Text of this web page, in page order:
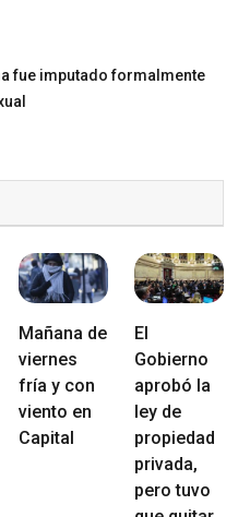
fue imputado formalmente
Mañana de
viernes
fría y con
viento en
Capital
El
Gobierno
aprobó la
ley de
propiedad
privada,
pero tuvo